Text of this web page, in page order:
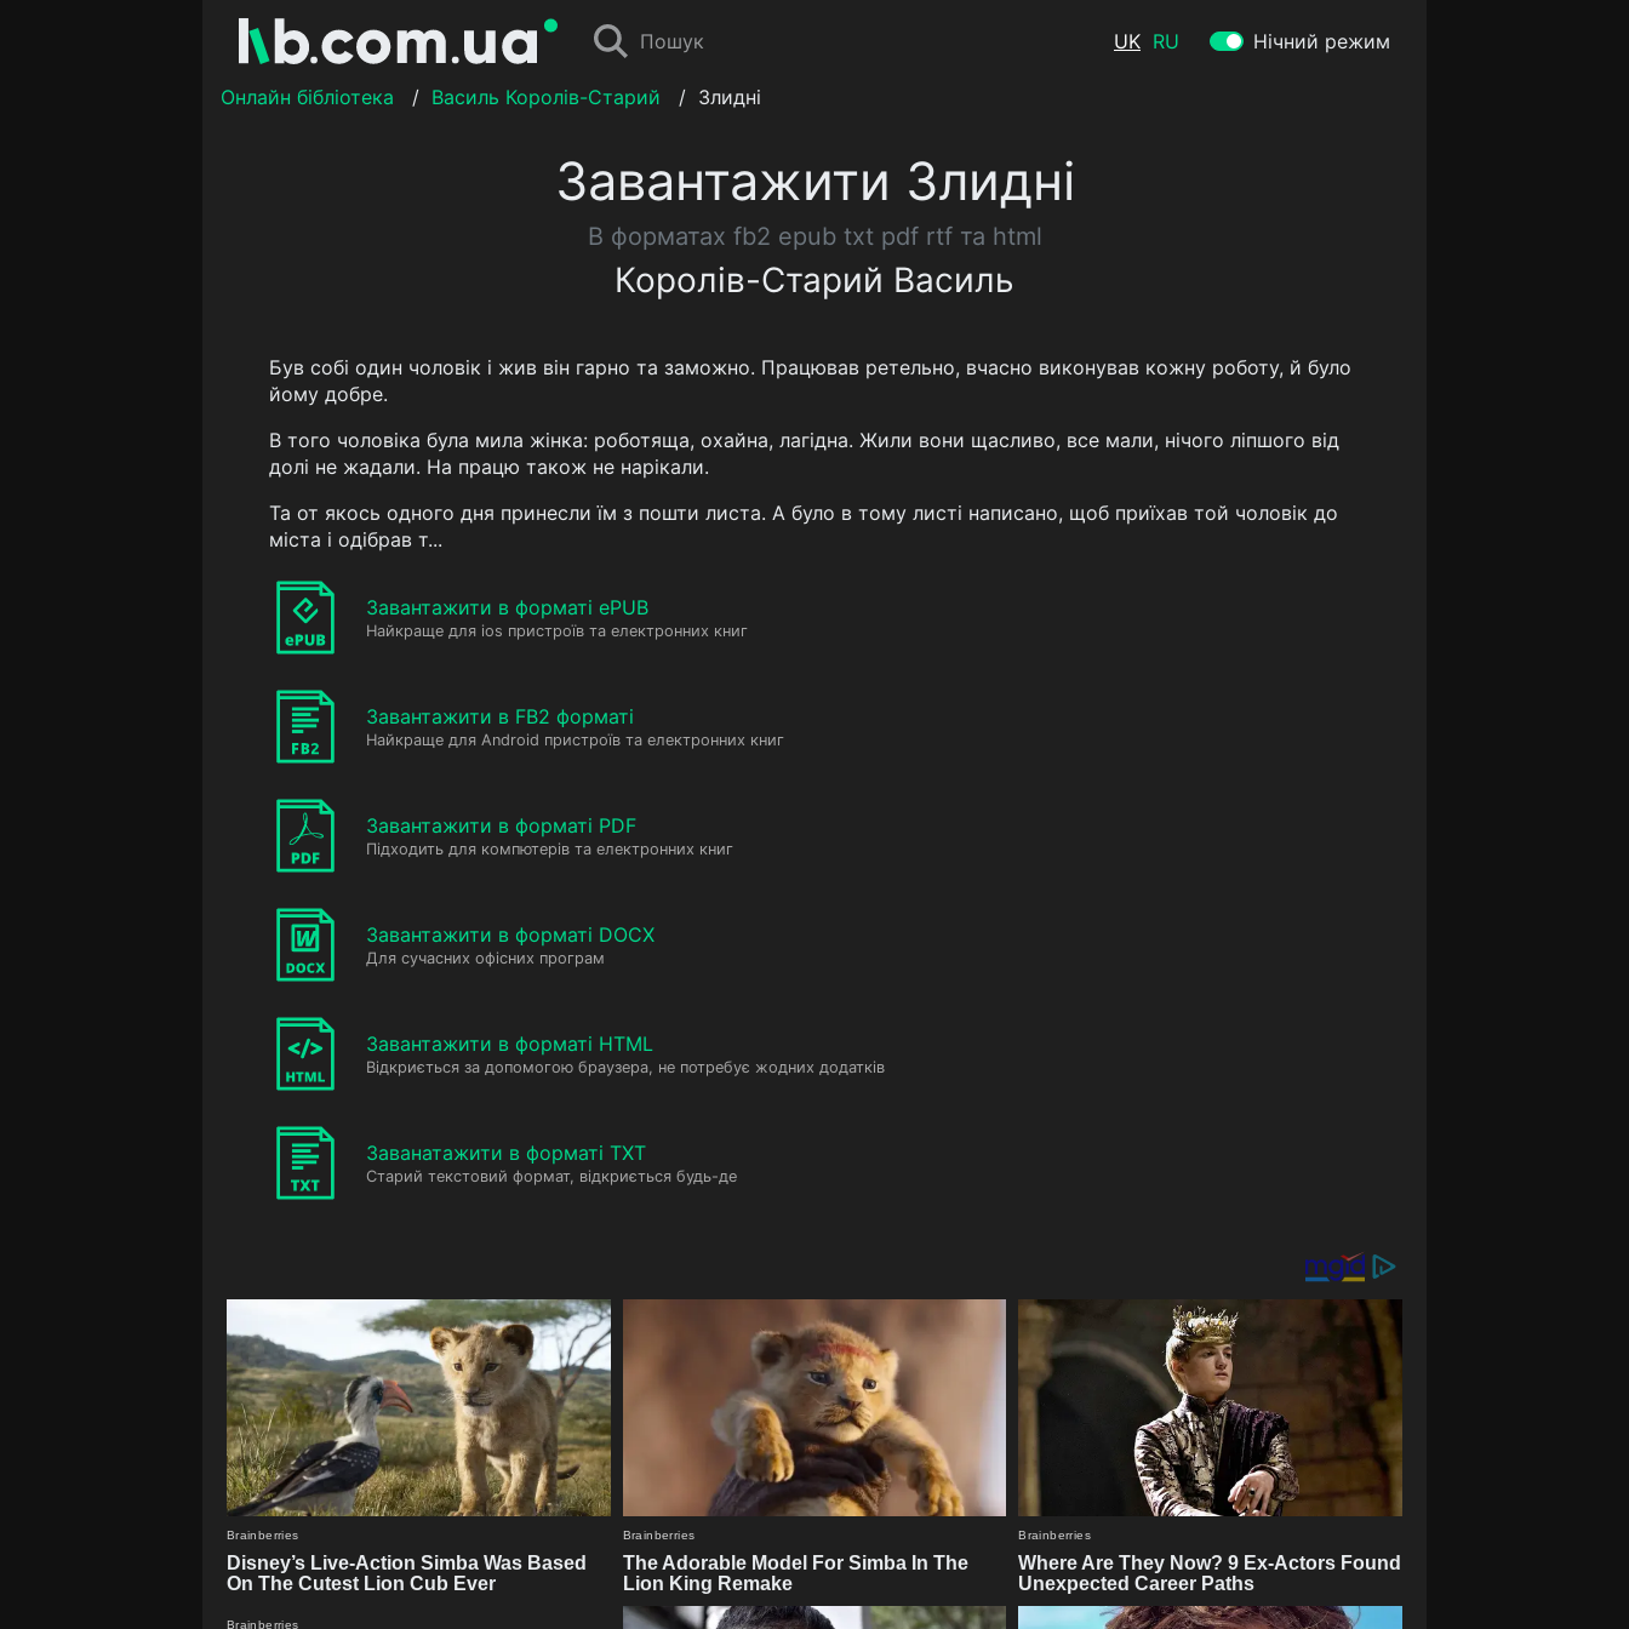
Пошук UK RU Нічний режим
Онлайн бібліотека / Василь Королів-Старий / Злидні
Завантажити Злидні
В форматах fb2 epub txt pdf rtf та html
Королів-Старий Василь
Був собі один чоловік і жив він гарно та заможно. Працював ретельно, вчасно виконував кожну роботу, й було
йому добре.
В того чоловіка була мила жінка: роботяща, охайна, лагідна. Жили вони щасливо, все мали, нічого ліпшого від
долі не жадали. На працю також не нарікали.
Та от якось одного дня принесли їм з пошти листа. А було в тому листі написано, щоб приїхав той чоловік до
міста і одібрав т...
Завантажити в форматі ePUB
Найкраще для ios пристроїв та електронних книг
Завантажити в FB2 форматі
Найкраще для Android пристроїв та електронних книг
Завантажити в форматі PDF
Підходить для компютерів та електронних книг
Завантажити в форматі DOCX
Для сучасних офісних програм
Завантажити в форматі HTML
Відкриється за допомогою браузера, не потребує жодних додатків
Заванатажити в форматі TXT
Старий текстовий формат, відкриється будь-де